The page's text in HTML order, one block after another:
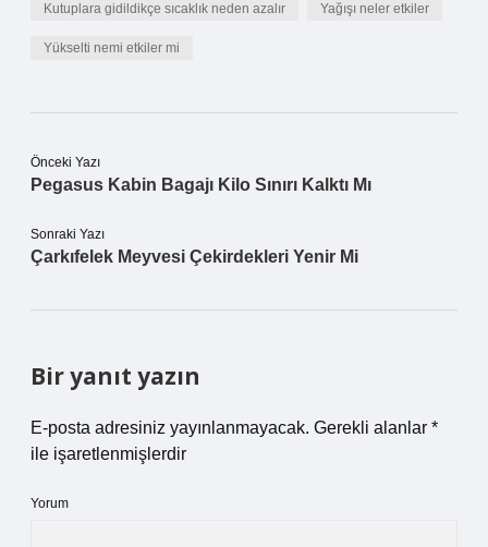
Kutuplara gidildikçe sıcaklık neden azalır Yağışı neler etkiler
Yükselti nemi etkiler mi
Önceki Yazı
Pegasus Kabin Bagajı Kilo Sınırı Kalktı Mı
Sonraki Yazı
Çarkıfelek Meyvesi Çekirdekleri Yenir Mi
Bir yanıt yazın
E-posta adresiniz yayınlanmayacak. Gerekli alanlar *
ile işaretlenmişlerdir
Yorum